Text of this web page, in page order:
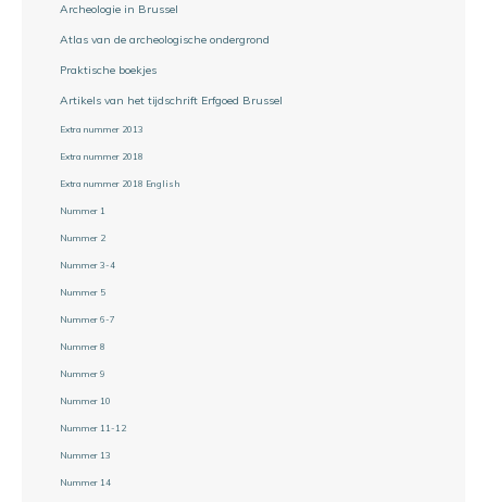
Archeologie in Brussel
Atlas van de archeologische ondergrond
Praktische boekjes
Artikels van het tijdschrift Erfgoed Brussel
Extra nummer 2013
Extra nummer 2018
Extra nummer 2018 English
Nummer 1
Nummer 2
Nummer 3-4
Nummer 5
Nummer 6-7
Nummer 8
Nummer 9
Nummer 10
Nummer 11-12
Nummer 13
Nummer 14